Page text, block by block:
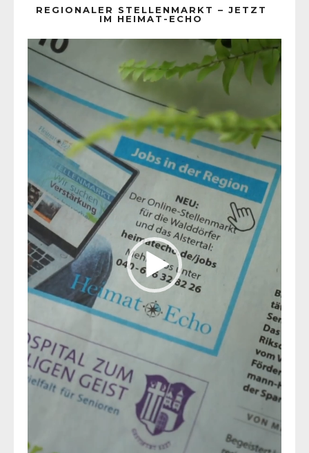
REGIONALER STELLENMARKT – JETZT
IM HEIMAT-ECHO
Player